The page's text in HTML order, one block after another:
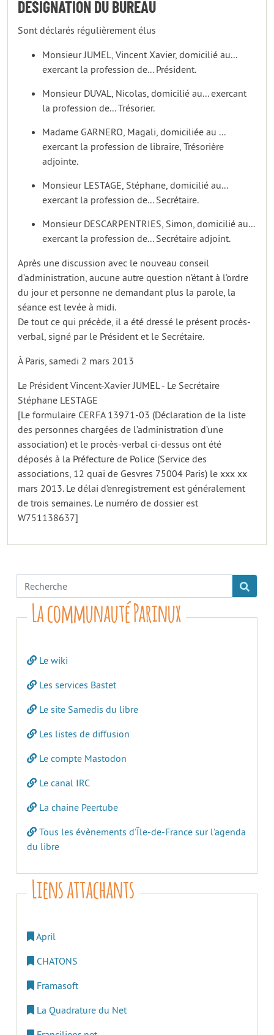
DÉSIGNATION DU BUREAU
Sont déclarés régulièrement élus
Monsieur JUMEL, Vincent Xavier, domicilié au...
exercant la profession de... Président.
Monsieur DUVAL, Nicolas, domicilié au... exercant
la profession de... Trésorier.
Madame GARNERO, Magali, domiciliée au ...
exercant la profession de libraire, Trésorière
adjointe.
Monsieur LESTAGE, Stéphane, domicilié au...
exercant la profession de... Secrétaire.
Monsieur DESCARPENTRIES, Simon, domicilié au...
exercant la profession de... Secrétaire adjoint.
Après une discussion avec le nouveau conseil
d’administration, aucune autre question n’étant à l’ordre
du jour et personne ne demandant plus la parole, la
séance est levée à midi.
De tout ce qui précède, il a été dressé le présent procès-
verbal, signé par le Président et le Secrétaire.
À Paris, samedi 2 mars 2013
Le Président Vincent-Xavier JUMEL - Le Secrétaire
Stéphane LESTAGE
[Le formulaire CERFA 13971-03 (Déclaration de la liste
des personnes chargées de l’administration d’une
association) et le procès-verbal ci-dessus ont été
déposés à la Préfecture de Police (Service des
associations, 12 quai de Gesvres 75004 Paris) le xxx xx
mars 2013. Le délai d’enregistrement est généralement
de trois semaines. Le numéro de dossier est
W751138637]
La communauté Parinux
Le wiki
Les services Bastet
Le site Samedis du libre
Les listes de diffusion
Le compte Mastodon
Le canal IRC
La chaine Peertube
Tous les évènements d’Île-de-France sur l’agenda
du libre
Liens attachants
April
CHATONS
Framasoft
La Quadrature du Net